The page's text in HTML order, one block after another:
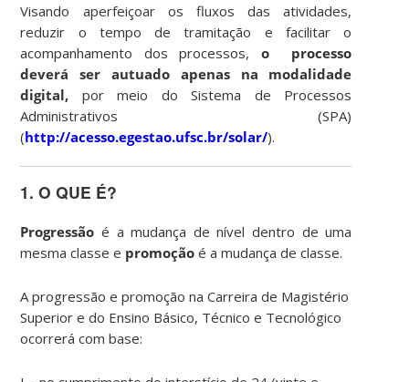
Visando aperfeiçoar os fluxos das atividades,
reduzir o tempo de tramitação e facilitar o
acompanhamento dos processos, o processo
deverá ser autuado apenas na modalidade
digital, por meio do Sistema de Processos
Administrativos (SPA)
(http://acesso.egestao.ufsc.br/solar/).
1. O QUE É?
Progressão é a mudança de nível dentro de uma
mesma classe e promoção é a mudança de classe.
A progressão e promoção na Carreira de Magistério
Superior e do Ensino Básico, Técnico e Tecnológico
ocorrerá com base: